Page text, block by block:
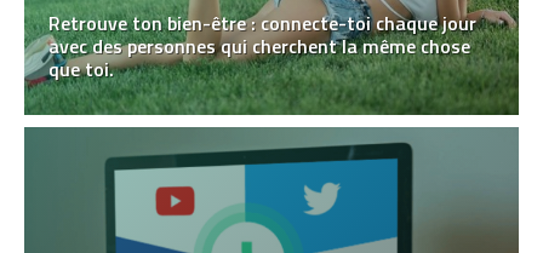
Retrouve ton bien-être : connecte-toi chaque jour
avec des personnes qui cherchent la même chose
que toi.